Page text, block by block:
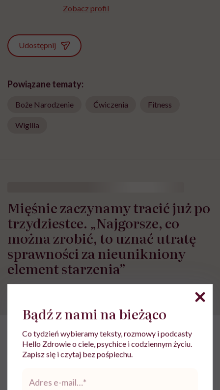
Zobacz profil
Udostępnij
Powiązane tematy:
Boże Narodzenie Ćwiczenia Fitness
Wigilia
Mięśnie zaczynamy tracić już po
trzydziestce. „Najgorsze, co
można zrobić, to uznać utratę
sprawności za nieunikniony
element starzenia”
Bądź z nami na bieżąco
Co tydzień wybieramy teksty, rozmowy i podcasty
Hello Zdrowie o ciele, psychice i codziennym życiu.
Zapisz się i czytaj bez pośpiechu.
*